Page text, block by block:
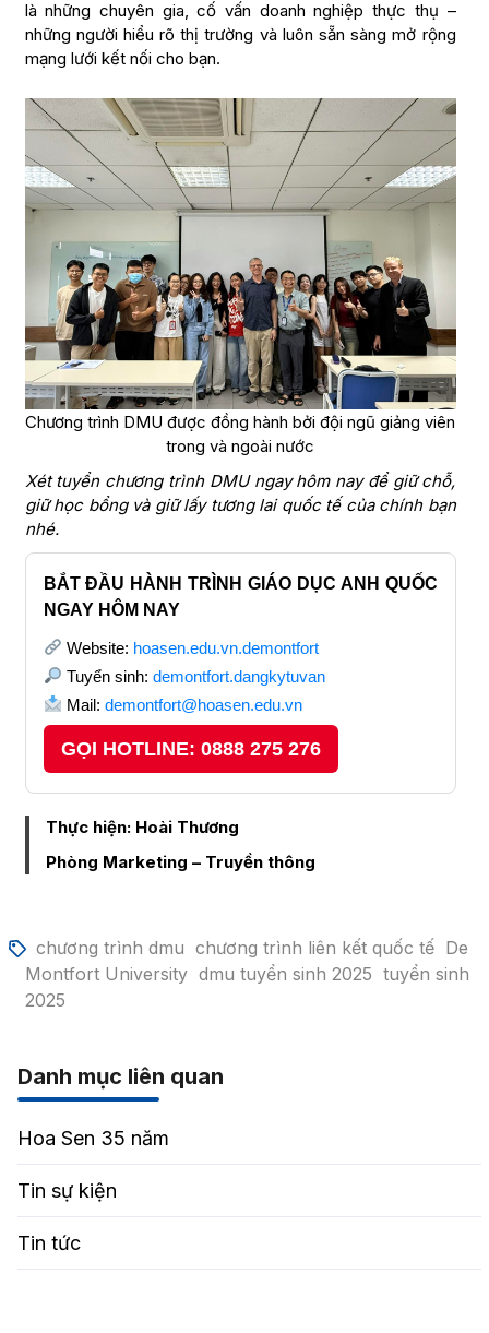
là những chuyên gia, cố vấn doanh nghiệp thực thụ –
những người hiểu rõ thị trường và luôn sẵn sàng mở rộng
mạng lưới kết nối cho bạn.
Chương trình DMU được đồng hành bởi đội ngũ giảng viên
trong và ngoài nước
Xét tuyển chương trình DMU ngay hôm nay để giữ chỗ,
giữ học bổng và giữ lấy tương lai quốc tế của chính bạn
nhé.
BẮT ĐẦU HÀNH TRÌNH GIÁO DỤC ANH QUỐC
NGAY HÔM NAY
Website: hoasen.edu.vn.demontfort
Tuyển sinh: demontfort.dangkytuvan
Mail: demontfort@hoasen.edu.vn
GỌI HOTLINE: 0888 275 276
Thực hiện: Hoài Thương
Phòng Marketing – Truyền thông
chương trình dmu chương trình liên kết quốc tế De
Montfort University dmu tuyển sinh 2025 tuyển sinh
2025
Danh mục liên quan
Hoa Sen 35 năm
Tin sự kiện
Tin tức